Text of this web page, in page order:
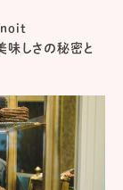
味しさの秘密と